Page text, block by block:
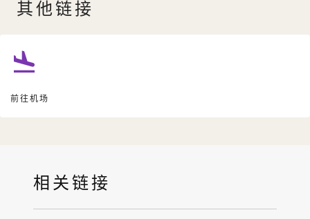
其他链接
前往机场
相关链接